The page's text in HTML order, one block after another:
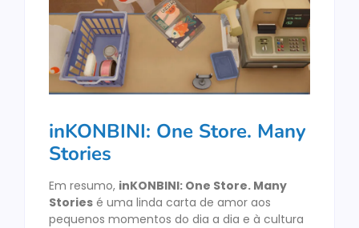
inKONBINI: One Store. Many
Stories
Em resumo, inKONBINI: One Store. Many
Stories é uma linda carta de amor aos
pequenos momentos do dia a dia e à cultura